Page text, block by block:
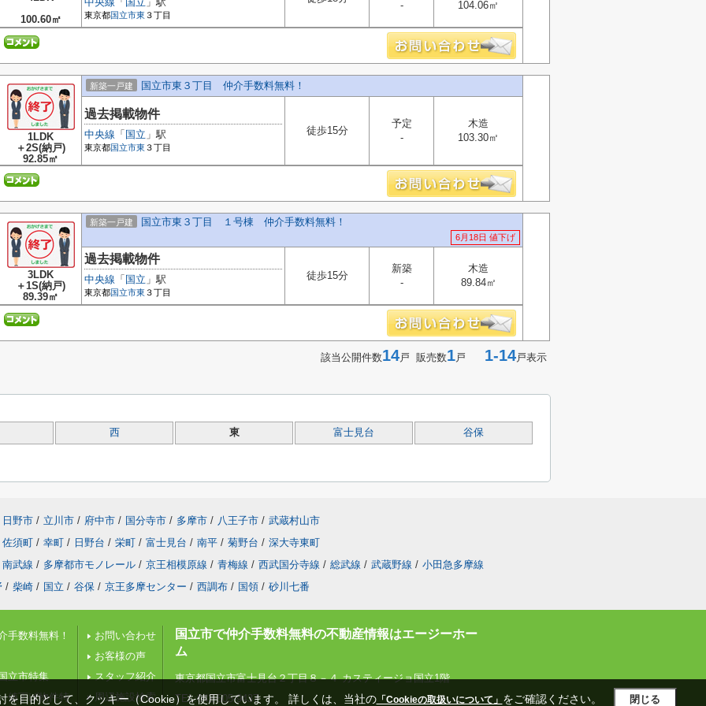
100.60㎡
東京都国立市東３丁目
- 104.06㎡
1LDK
＋2S(納戸)
92.85㎡
新築一戸建 国立市東３丁目 仲介手数料無料！
過去掲載物件
中央線 「 国立 」駅
東京都国立市東３丁目
徒歩15分
予定
-
木造
103.30㎡
3LDK
＋1S(納戸)
89.39㎡
新築一戸建 国立市東３丁目 １号棟 仲介手数料無料！
6月18日 値下げ
過去掲載物件
中央線 「 国立 」駅
東京都国立市東３丁目
徒歩15分
新築
-
木造
89.84㎡
該当公開件数14戸 販売数1戸 1-14戸表示
西 東 富士見台 谷保
日野市 / 立川市 / 府中市 / 国分寺市 / 多摩市 / 八王子市 / 武蔵村山市
佐須町 / 幸町 / 日野台 / 栄町 / 富士見台 / 南平 / 菊野台 / 深大寺東町
南武線 / 多摩都市モノレール / 京王相模原線 / 青梅線 / 西武国分寺線 / 総武線 / 武蔵野線 / 小田急多摩線
/ 柴崎 / 国立 / 谷保 / 京王多摩センター / 西調布 / 国領 / 砂川七番
手数料無料！
立市特集
値下げ物件特
お問い合わせ
お客様の声
スタッフ紹介
周辺施設検索
国立市で仲介手数料無料の不動産情報はエージーホー
ム
東京都国立市富士見台２丁目８－４ カスティージョ国立1階
TEL:042-505-9437
目的として、クッキー（Cookie）を使用しています。 詳しくは、当社の「Cookieの取扱いについて」 をご確認ください。 閉じる